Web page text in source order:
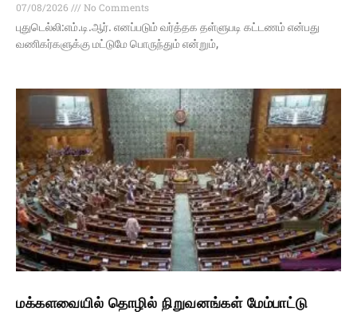
07/08/2026
No Comments
புதுடெல்லி:எம்.டி.ஆர். எனப்படும் வர்த்தக தள்ளுபடி கட்டணம் என்பது
வணிகர்களுக்கு மட்டுமே பொருந்தும் என்றும்,
மக்களவையில் தொழில் நிறுவனங்கள் மேம்பாட்டு